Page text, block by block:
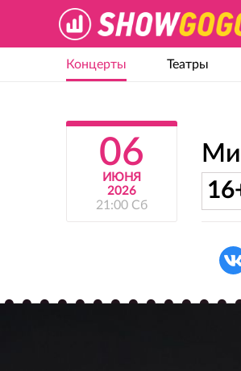
Концерты Театры
06
ИЮНЯ
2026
21:00 Сб